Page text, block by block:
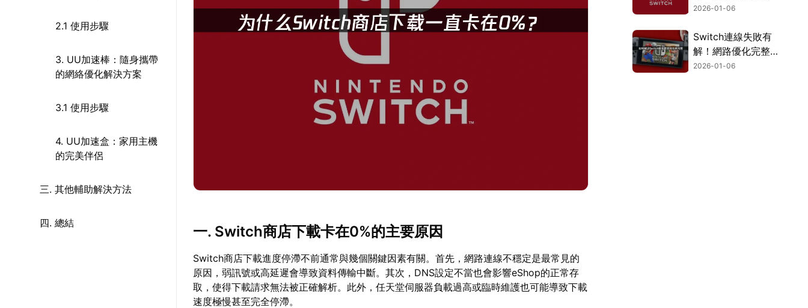
2.1 使用步驟
3. UU加速棒：隨身攜帶
的網絡優化解決方案
3.1 使用步驟
4. UU加速盒：家用主機
的完美伴侶
三. 其他輔助解決方法
四. 總結 一. Switch商店下載卡在0%的主要原因
Switch商店下載進度停滯不前通常與幾個關鍵因素有關。首先，網路連線不穩定是最常見的
原因，弱訊號或高延遲會導致資料傳輸中斷。其次，DNS設定不當也會影響eShop的正常存
取，使得下載請求無法被正確解析。此外，任天堂伺服器負載過高或臨時維護也可能導致下載
速度極慢甚至完全停滯。
優化完整攻略！
2026-01-06
Switch連線失敗有
解！網路優化完整攻
略大公開！
2026-01-06